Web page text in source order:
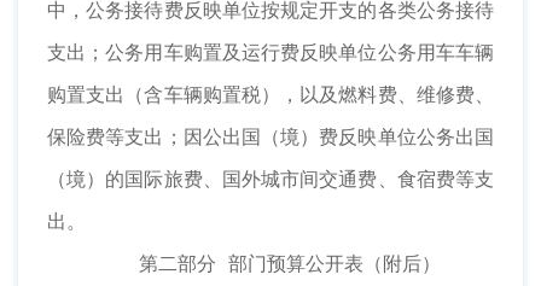
中，公务接待费反映单位按规定开支的各类公务接待
支出；公务用车购置及运行费反映单位公务用车车辆
购置支出（含车辆购置税），以及燃料费、维修费、
保险费等支出；因公出国（境）费反映单位公务出国
（境）的国际旅费、国外城市间交通费、食宿费等支
出。
第二部分 部门预算公开表（附后）